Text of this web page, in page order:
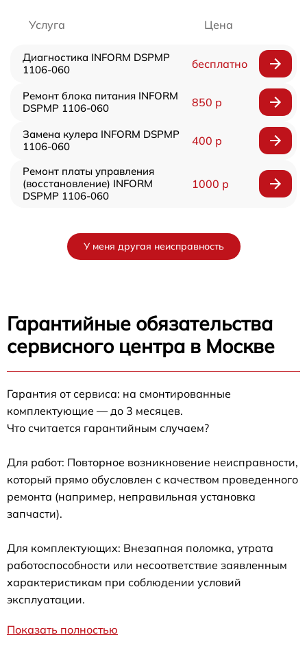
Услуга Цена
Диагностика INFORM DSPMP
1106-060
бесплатно
Ремонт блока питания INFORM
DSPMP 1106-060
850 р
Замена кулера INFORM DSPMP
1106-060
400 р
Ремонт платы управления
(восстановление) INFORM
DSPMP 1106-060
1000 р
У меня другая неисправность
Гарантийные обязательства
сервисного центра в Москве
Гарантия от сервиса: на смонтированные
комплектующие — до 3 месяцев.
Что считается гарантийным случаем?
Для работ: Повторное возникновение неисправности,
который прямо обусловлен с качеством проведенного
ремонта (например, неправильная установка
запчасти).
Для комплектующих: Внезапная поломка, утрата
работоспособности или несоответствие заявленным
характеристикам при соблюдении условий
эксплуатации.
Показать полностью